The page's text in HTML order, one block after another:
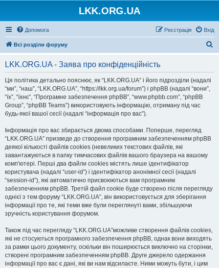
LKK.ORG.UA
Допомога Вхід
Реєстрація
Всі розділи форуму
LKK.ORG.UA - Заява про конфіденційність
Ця політика детально пояснює, як “LKK.ORG.UA” і його підрозділи (надалі
“ми”, “наш”, “LKK.ORG.UA”, “https://lkk.org.ua/forum”) і phpBB (надалі “вони”,
“їх”, “їхнє”, “Програмне забезпечення phpBB”, “www.phpbb.com”, “phpBB
Group”, “phpBB Teams”) використовують інформацію, отриману під час
будь-якої вашої сесії (надалі “інформація про вас”).
Інформація про вас збирається двома способами. Поперше, перегляд
“LKK.ORG.UA” призведе до створення програмним забезпеченням phpBB
деякої кількості файлів cookies (невеликих текстових файлів, які
завантажуються в папку тимчасових файлів вашого браузера на вашому
комп'ютері. Перші два файли cookies містять лише ідентифікатор
користувача (надалі “user-id”) і ідентифікатор анонімної сесії (надалі
“session-id”), які автоматично присвоюються вам програмним
забезпеченням phpBB. Третій файл cookie буде створено після перегляду
однієї з тем форуму “LKK.ORG.UA”, він використовується для зберігання
інформації про те, які теми вже були переглянуті вами, збільшуючи
зручність користування форумом.
Також під час перегляду “LKK.ORG.UA”можливе створення файлів cookies,
які не стосуються програмного забезпечення phpBB, однак вони виходять
за рамки цього документу, оскільки він поширюється виключно на сторінки,
створені програмним забезпеченням phpBB. Друге джерело одержання
інформації про вас є дані, які ви нам відсилаєте. Ними можуть бути, і цим